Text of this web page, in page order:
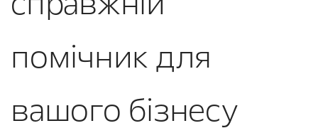
помічник для
вашого бізнесу